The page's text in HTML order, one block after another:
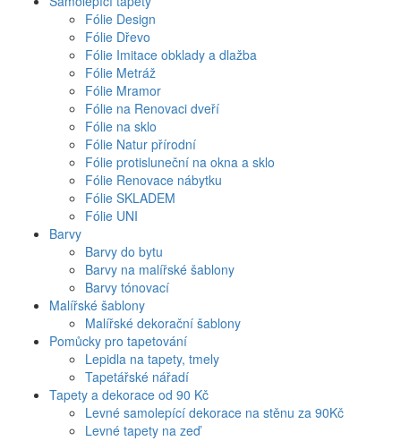
Fólie Design
Fólie Dřevo
Fólie Imitace obklady a dlažba
Fólie Metráž
Fólie Mramor
Fólie na Renovaci dveří
Fólie na sklo
Fólie Natur přírodní
Fólie protisluneční na okna a sklo
Fólie Renovace nábytku
Fólie SKLADEM
Fólie UNI
Barvy
Barvy do bytu
Barvy na malířské šablony
Barvy tónovací
Malířské šablony
Malířské dekorační šablony
Pomůcky pro tapetování
Lepidla na tapety, tmely
Tapetářské nářadí
Tapety a dekorace od 90 Kč
Levné samolepící dekorace na stěnu za 90Kč
Levné tapety na zeď